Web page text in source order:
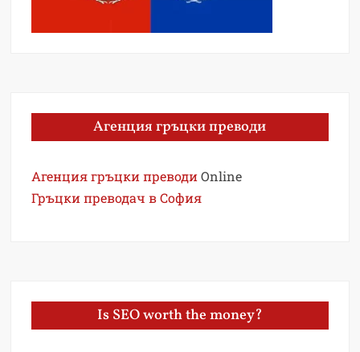
Агенция гръцки преводи
Агенция гръцки преводи Online
Гръцки преводач в София
Is SEO worth the money?